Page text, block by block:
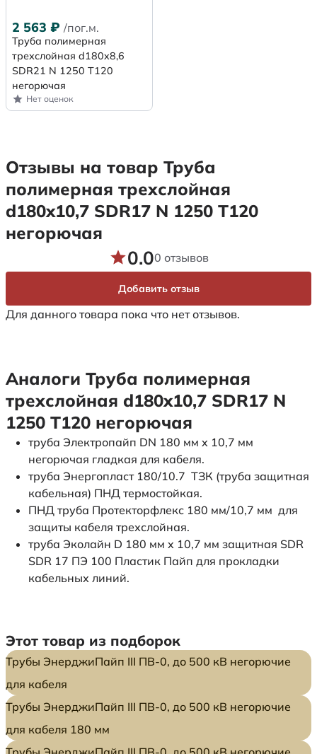
2 563 ₽ /пог.м.
Труба полимерная
трехслойная d180x8,6
SDR21 N 1250 Т120
негорючая
Нет оценок
Отзывы на товар Труба
полимерная трехслойная
d180x10,7 SDR17 N 1250 Т120
негорючая
Для данного товара пока что нет отзывов.
0.00 отзывов
Добавить отзыв
Аналоги Труба полимерная
трехслойная d180x10,7 SDR17 N
1250 Т120 негорючая
труба Электропайп DN 180 мм x 10,7 мм
негорючая гладкая для кабеля.
труба Энергопласт 180/10.7 ТЗК (труба защитная
кабельная) ПНД термостойкая.
ПНД труба Протекторфлекс 180 мм/10,7 мм для
защиты кабеля трехслойная.
труба Эколайн D 180 мм x 10,7 мм защитная SDR
SDR 17 ПЭ 100 Пластик Пайп для прокладки
кабельных линий.
Этот товар из подборок
Трубы ЭнерджиПайп III ПВ-0, до 500 кВ негорючие
для кабеля
Трубы ЭнерджиПайп III ПВ-0, до 500 кВ негорючие
для кабеля 180 мм